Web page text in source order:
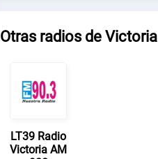
Otras radios de Victoria
LT39 Radio
Victoria AM